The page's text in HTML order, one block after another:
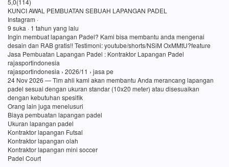
5,0(114)
KUNCI AWAL PEMBUATAN SEBUAH LAPANGAN PADEL
Instagram ·
9 suka · 1 tahun yang lalu
Ingin membuat lapangan Padel? Kami bisa membantu anda mengenai
desain dan RAB gratis!! Testimoni: youtube/shorts/NSiM OxMMtU?feature
Jasa Pembuatan Lapangan Padel : Kontraktor Lapangan Padel
rajasportindonesia
rajasportindonesia › 2026/11 › jasa pe
24 Nov 2026 — Tim ahli kami akan membantu Anda merancang lapangan
padel sesuai dengan ukuran standar (10x20 meter) atau disesuaikan
dengan kebutuhan spesifik
Orang lain juga menelusuri
Biaya pembuatan lapangan padel
Ukuran lapangan padel
Kontraktor lapangan Futsal
Kontraktor lapangan olah
Kontraktor lapangan mini soccer
Padel Court